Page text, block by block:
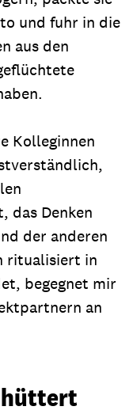
und fuhr in die
aus den
Kolleginnen
das Denken
der anderen
ritualisiert in
begegnet mir
an